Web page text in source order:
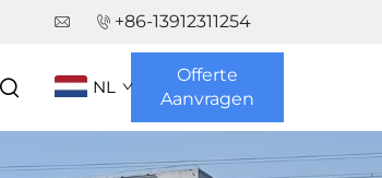
+86-13912311254
NL
Offerte
Aanvragen